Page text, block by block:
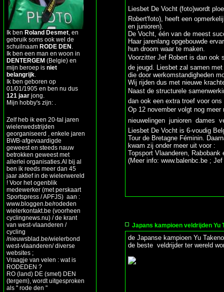
Ik ben Roland Desmet , en
gebruik soms ook wel de
schuilnaam RODE DEN
Ik ben een man en woon in
DENTERGEM (Belgie) en
mijn beroep is niet
belangrijk
Ik ben geboren op
01/01/1905 en ben nu dus
121 jaar jong.
Mijn hobby's zijn: .
Zelf heb ik een 20-tal jaren
wielerwedstrijden
georganiseerd , enkele jaren
BWB-afgevaardigde
geweest en steeds nauw
betrokken geweest met
allerlei organisaties.Al bij al
ben ik reeds meer dan 45
jaar aktief in de wielerwereld
! Voor het ogenblik
medewerker (met perskaart
Sportspress / APFJS) aan :
www.bloggen.be/rodeden
wielerkontakt.be (voorheen
cyclingnews.nu) / de krant
van west-vlaanderen /
cycling
/nieuwsblad.be/wielerbond
west-vlaanderen/ diverse
websites ;
Vraagje van velen : wat is
RODEDEN ?
RO (land) DE (smet) DEN
(tergem), wordt uitgesproken
als " rode den "
Liesbet De Vocht (foto)wordt
Robert'foto), heeft een
en junioren).
De Vocht, één van de meest
Haar jarenlang opgebouwde
hun droom waar te maken.
Voorzitter Jef Robert is dan ook
de jeugd. Liesbet zal samen
die door werkomstandigheden
Wij rijden dus met nieuwe
Naast de structurele
dan ook een extra troef voor
Op 12 november volgt nog meer
nieuwelingen  junioren  dames 
Liesbet De Vocht is 6-voudig
Tour de Bretagne Féminin.
kwam zij onder meer uit voor :
Topsport Vlaanderen,
(Meer info: www.balenbc.be ;
Japans kampioen veldrijden Yu
de Japanse kampioen Yu
de beste veldrijder ter wereld